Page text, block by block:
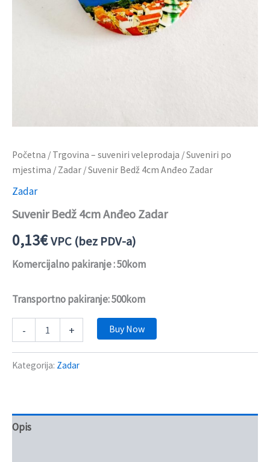
Početna / Trgovina – suveniri veleprodaja /Suveniri po
mjestima / Zadar / Suvenir Bedž 4cm Anđeo Zadar
Zadar
Suvenir Bedž 4cm Anđeo Zadar
0,13€VPC (bez PDV-a)
Komercijalno pakiranje : 50kom
Transportno pakiranje: 500kom
- + Buy Now
Kategorija: Zadar
Opis